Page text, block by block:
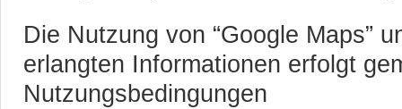
Die Nutzung von “Google Maps”
erlangten Informationen erfolgt
Nutzungsbedingungen